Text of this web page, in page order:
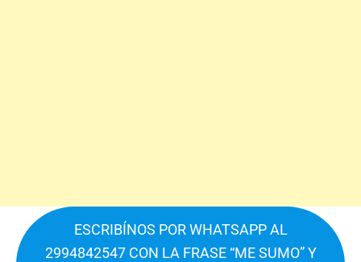
ESCRIBÍNOS POR WHATSAPP AL
2994842547 CON LA FRASE “ME SUMO” Y